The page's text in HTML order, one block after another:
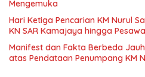
Mengemuka
Hari Ketiga Pencarian KM Nurul
KN SAR Kamajaya hingga
Manifest dan Fakta Berbeda
atas Pendataan Penumpang KM